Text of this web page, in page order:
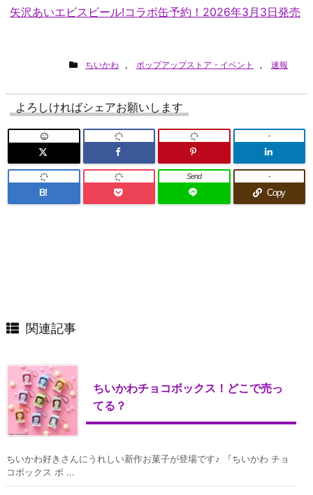
矢沢あいエビスビール!コラボ缶予約！2026年3月3日発売
ちいかわ , ポップアップストア・イベント , 速報
よろしければシェアお願いします
-
B!
Send
Copy
-
関連記事
ちいかわチョコボックス！どこで売っ
てる？
ちいかわ好きさんにうれしい新作お菓子が登場です♪ 『ちいかわ チョ
コボックス ボ ...